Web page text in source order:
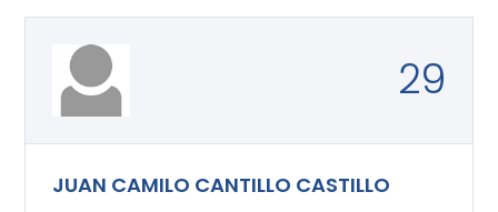
29
JUAN CAMILO CANTILLO CASTILLO